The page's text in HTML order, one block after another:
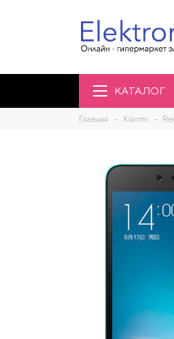
КАТАЛОГ
Главная Xiaomi